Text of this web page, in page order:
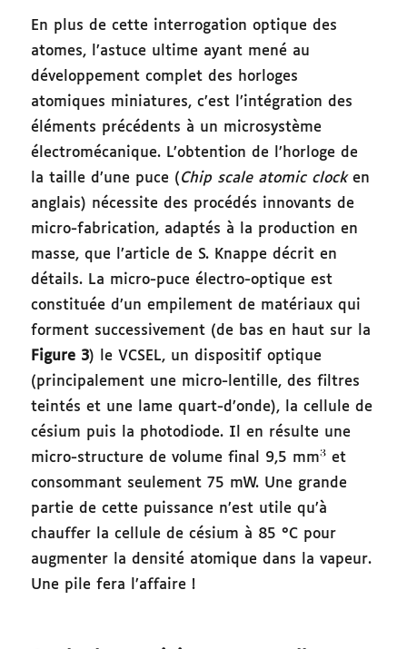
En plus de cette interrogation optique des
atomes, l’astuce ultime ayant mené au
développement complet des horloges
atomiques miniatures, c’est l’intégration des
éléments précédents à un microsystème
électromécanique. L’obtention de l’horloge de
la taille d’une puce (Chip scale atomic clocken
anglais) nécessite des procédés innovants de
micro-fabrication, adaptés à la production en
masse, que l’article de S. Knappe décrit en
détails. La micro-puce électro-optique est
constituée d’un empilement de matériaux qui
forment successivement (de bas en haut sur la
Figure 3) le VCSEL, un dispositif optique
(principalement une micro-lentille, des filtres
teintés et une lame quart-d’onde), la cellule de
césium puis la photodiode. Il en résulte une
micro-structure de volume final 9,5 mm
et
consommant seulement 75 mW. Une grande
partie de cette puissance n’est utile qu’à
chauffer la cellule de césium à 85 °C pour
augmenter la densité atomique dans la vapeur.
Une pile fera l’affaire !